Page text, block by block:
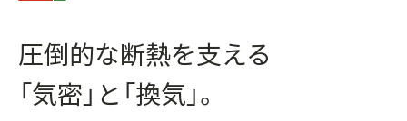
圧倒的な断熱を支える
「気密」と「換気」。